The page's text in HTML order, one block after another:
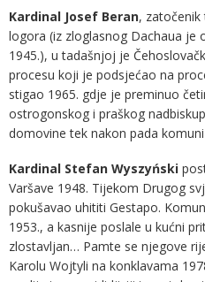
Kardinal Josef Beran,
logora (iz zloglasnog Dachaua je
1945.), u tadašnjoj je
procesu koji je podsjećao na
stigao 1965. gdje je preminuo
ostrogonskog i praškog
domovine tek nakon pada
Kardinal Stefan Wyszyński
Varšave 1948. Tijekom Drugog
pokušavao uhititi Gestapo.
1953., a kasnije poslale u kućni
zlostavljan… Pamte se njegove
Karolu Wojtyli na konklavama